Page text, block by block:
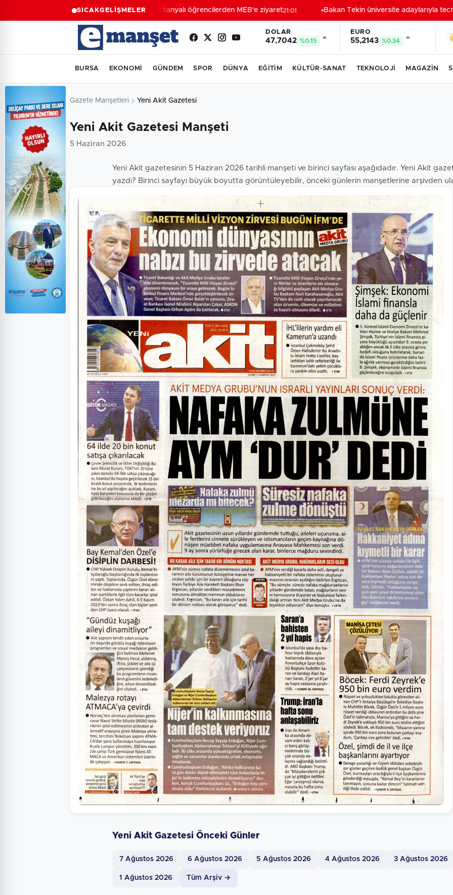
SICAKGELİŞMELERMoritanyalı öğrencilerden MEB'e ziyaret21:01 Bakan Tekin üniversite adaylarıyla
DOLAR
47,7042 %0.15
EURO
55,2143 %0.34
BURSA EKONOMİ GÜNDEM SPOR DÜNYA EĞİTİM KÜLTÜR-SANAT TEKNOLOJİ MAGAZİN
Gazete Manşetleri Yeni Akit Gazetesi
Yeni Akit Gazetesi Manşeti
5 Haziran 2026
Yeni Akit gazetesinin 5 Haziran 2026 tarihli manşeti ve birinci sayfası aşağıdadır. Yeni Akit
yazdı? Birinci sayfayı büyük boyutta görüntüleyebilir, önceki günlerin manşetlerine arşivden
Yeni Akit Gazetesi Önceki Günler
7 Ağustos 2026 6 Ağustos 2026 5 Ağustos 2026 4 Ağustos 2026 3 Ağustos 2026
1 Ağustos 2026 Tüm Arşiv →